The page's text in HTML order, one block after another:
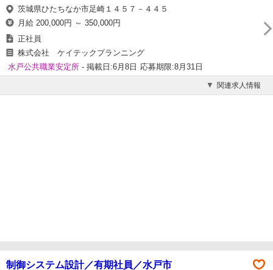
茨城県ひたちなか市足崎１４５７－４４５
月給 200,000円 ～ 350,000円
正社員
株式会社 ケイテックプランニング
水戸公共職業安定所 - 掲載日:6月8日 応募期限:8月31日
関連求人情報
制御システム設計／有期社員／水戸市